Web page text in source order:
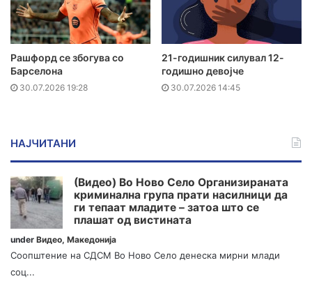
Рашфорд се збогува со
Барселона
30.07.2026 19:28
21-годишник силувал 12-
годишно девојче
30.07.2026 14:45
НАЈЧИТАНИ
(Видео) Во Ново Село Организираната
криминална група прати насилници да
ги тепаат младите – затоа што се
плашат од вистината
under Видео, Македонија
Соопштение на СДСМ Во Ново Село денеска мирни млади
соц...